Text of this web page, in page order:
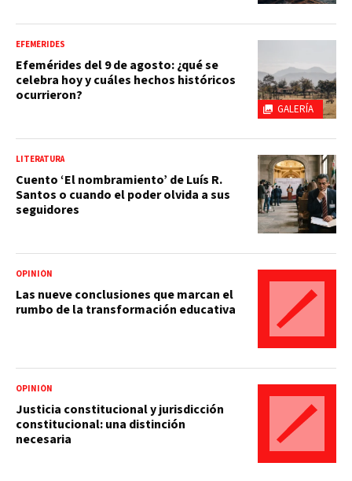
GALERÍA
EFEMÉRIDES
Efemérides del 9 de agosto: ¿qué se
celebra hoy y cuáles hechos históricos
ocurrieron?
LITERATURA
Cuento ‘El nombramiento’ de Luís R.
Santos o cuando el poder olvida a sus
seguidores
OPINIÓN
Las nueve conclusiones que marcan el
rumbo de la transformación educativa
OPINIÓN
Justicia constitucional y jurisdicción
constitucional: una distinción
necesaria